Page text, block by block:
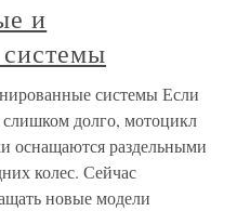
и
системы Если
слишком долго, мотоцикл
оснащаются раздельными
колес. Сейчас
новые модели